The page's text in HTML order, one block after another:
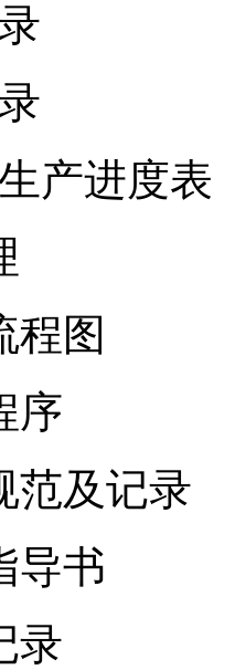
产进度表
程图
序
范及记录
导书
录